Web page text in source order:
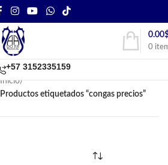
0
0.00
+57 3152335159
Inicio/
Productos etiquetados “congas precios”